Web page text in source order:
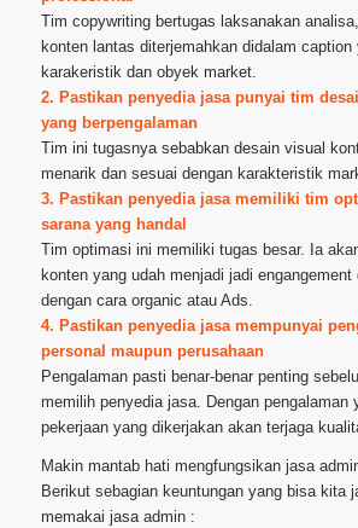
Tim copywriting bertugas laksanakan
konten lantas diterjemahkan didalam
karakeristik dan obyek market.
2. Pastikan penyedia jasa punyai tim
yang berpengalaman
Tim ini tugasnya sebabkan desain visual
menarik dan sesuai dengan karakteristik
3. Pastikan penyedia jasa memiliki tim
sarana yang handal
Tim optimasi ini memiliki tugas besar. Ia
konten yang udah menjadi jadi engangement
dengan cara organic atau Ads.
4. Pastikan penyedia jasa mempunyai
personal maupun perusahaan
Pengalaman pasti benar-benar penting
memilih penyedia jasa. Dengan pengalaman
pekerjaan yang dikerjakan akan terjaga
Makin mantab hati mengfungsikan jasa
Berikut sebagian keuntungan yang bisa kita
memakai jasa admin :